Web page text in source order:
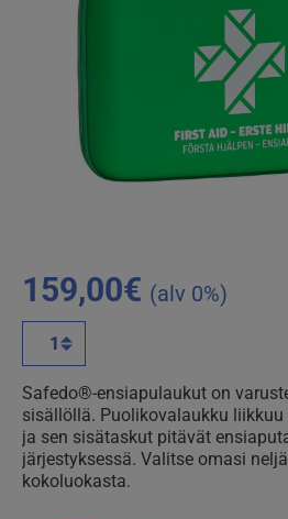
159,00€ (alv 0%)
ensiapulaukku
määrä
Safedo®-ensiapulaukut on
sisällöllä. Puolikovalaukku
ja sen sisätaskut pitävät
järjestyksessä. Valitse omasi
kokoluokasta.